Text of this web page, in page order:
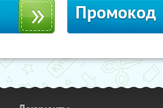
Промокод